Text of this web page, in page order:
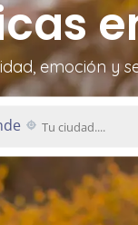
emoción y
Tu ciudad....